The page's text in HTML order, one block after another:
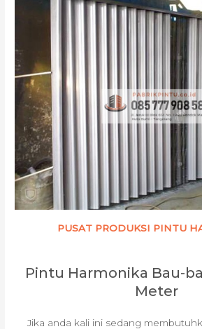
PUSAT PRODUKSI PINTU
Pintu Harmonika Bau-
Meter
Jika anda kali ini sedang